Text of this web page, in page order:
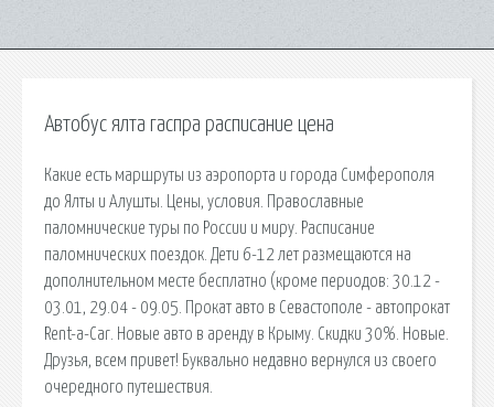
Автобус ялта гаспра расписание цена
Какие есть маршруты из аэропорта и города Симферополя
до Ялты и Алушты. Цены, условия. Православные
паломнические туры по России и миру. Расписание
паломнических поездок. Дети 6-12 лет размещаются на
дополнительном месте бесплатно (кроме периодов: 30.12 -
03.01, 29.04 - 09.05. Прокат авто в Севастополе - автопрокат
Rent-a-Car. Новые авто в аренду в Крыму. Cкидки 30%. Новые.
Друзья, всем привет! Буквально недавно вернулся из своего
очередного путешествия.